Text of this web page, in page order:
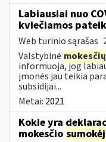
Labiausiai nuo
kviečiamos
Web turinio sąrašas
Valstybinė mokesčių
informuoja, jog
įmonės jau teikia
subsidijai...
Metai: 2021
Kokie yra
mokesčio